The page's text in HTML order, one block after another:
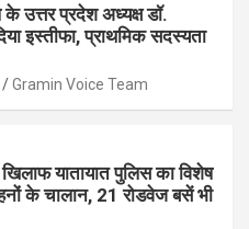
के उत्तर प्रदेश अध्यक्ष डॉ.
इस्तीफा, प्राथमिक सदस्यता
Gramin Voice Team
यातायात पुलिस का विशेष
के चालान, 21 रोडवेज बसें भी